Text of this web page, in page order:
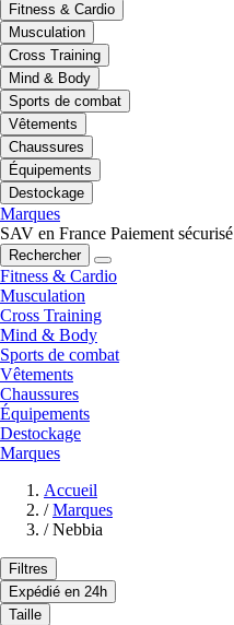
Fitness & Cardio
Musculation
Cross Training
Mind & Body
Sports de combat
Vêtements
Chaussures
Équipements
Destockage
Marques
SAV en France Paiement sécurisé
Rechercher
Fitness & Cardio
Musculation
Cross Training
Mind & Body
Sports de combat
Vêtements
Chaussures
Équipements
Destockage
Marques
Accueil
/ Marques
/ Nebbia
Filtres
Expédié en 24h
Taille